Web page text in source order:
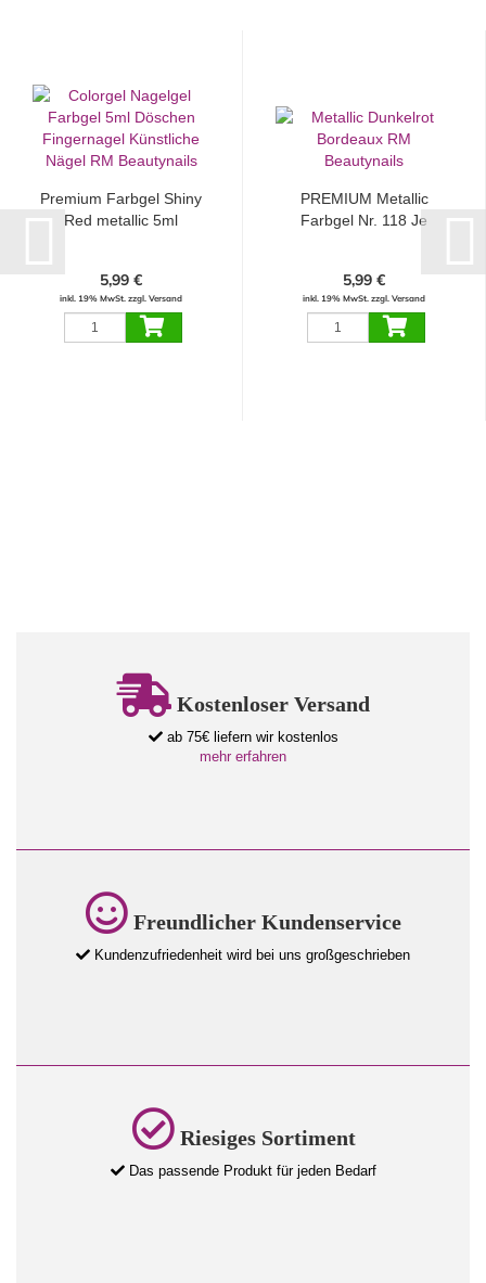
Premium Farbgel Shiny
Red metallic 5ml
5,99 €
inkl. 19% MwSt. zzgl. Versand
PREMIUM Metallic
Farbgel Nr. 118 Je
5,99 €
inkl. 19% MwSt. zzgl. Versand
Kostenloser Versand
ab 75€ liefern wir kostenlos
mehr erfahren
Freundlicher Kundenservice
Kundenzufriedenheit wird bei uns großgeschrieben
Riesiges Sortiment
Das passende Produkt für jeden Bedarf